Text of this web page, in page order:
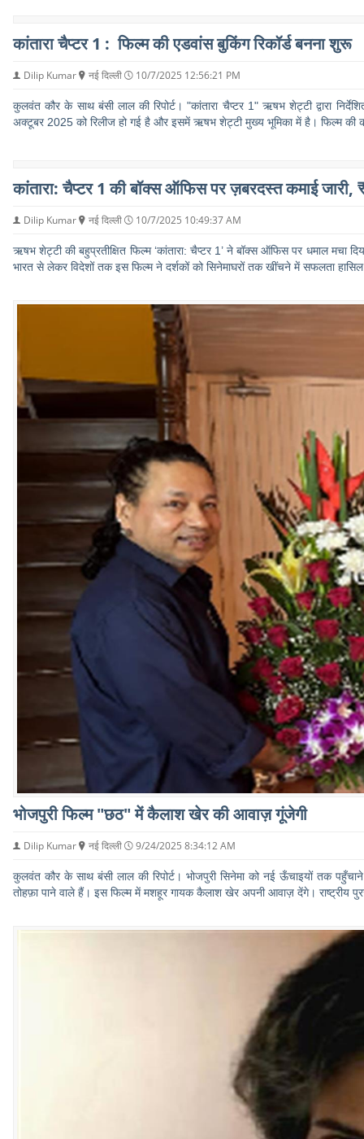
कांतारा चैप्टर 1 : फिल्म की एडवांस बुकिंग रिकॉर्ड बनना शुरू
Dilip Kumar नई दिल्ली 10/7/2025 12:56:21 PM
कुलवंत कौर के साथ बंसी लाल की रिपोर्ट। "कांतारा चैप्टर 1" ऋषभ शेट्टी द्वारा
अक्टूबर 2025 को रिलीज हो गई है और इसमें ऋषभ शेट्टी मुख्य भूमिका में है। फिल्म की
कांतारा: चैप्टर 1 की बॉक्स ऑफिस पर ज़बरदस्त कमाई
Dilip Kumar नई दिल्ली 10/7/2025 10:49:37 AM
ऋषभ शेट्टी की बहुप्रतीक्षित फिल्म ‘कांतारा: चैप्टर 1’ ने बॉक्स ऑफिस पर धमाल मचा
भारत से लेकर विदेशों तक इस फिल्म ने दर्शकों को सिनेमाघरों तक खींचने में सफलता
भोजपुरी फिल्म "छठ" में कैलाश खेर की आवाज़ गूंजेगी
Dilip Kumar नई दिल्ली 9/24/2025 8:34:12 AM
कुलवंत कौर के साथ बंसी लाल की रिपोर्ट। भोजपुरी सिनेमा को नई ऊँचाइयों तक
तोहफ़ा पाने वाले हैं। इस फिल्म में मशहूर गायक कैलाश खेर अपनी आवाज़ देंगे। राष्ट्रीय